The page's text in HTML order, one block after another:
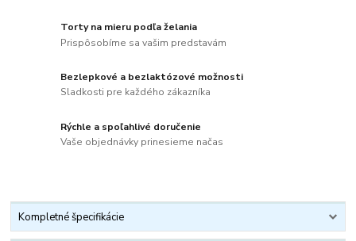
Torty na mieru podľa želania
Prispôsobíme sa vašim predstavám
Bezlepkové a bezlaktózové možnosti
Sladkosti pre každého zákazníka
Rýchle a spoľahlivé doručenie
Vaše objednávky prinesieme načas
Kompletné špecifikácie